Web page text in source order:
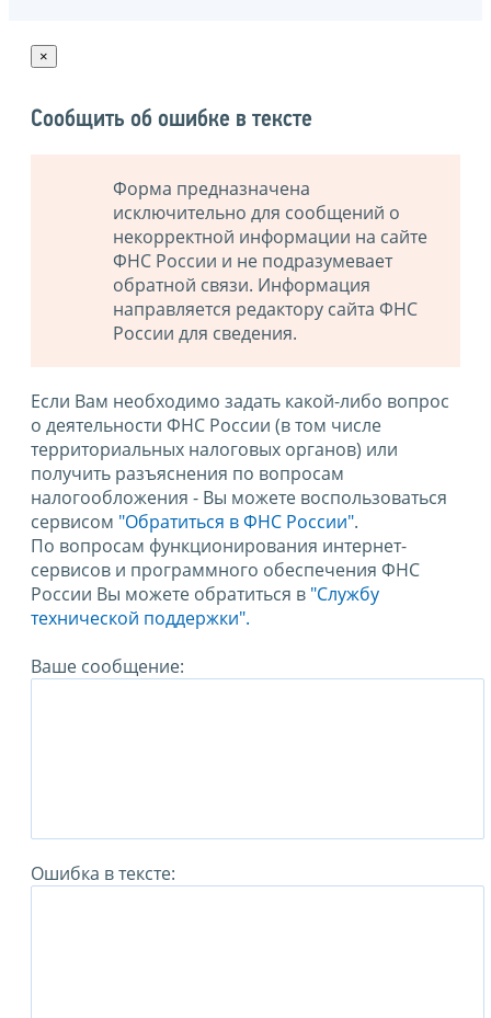
×
Сообщить об ошибке в тексте
Форма предназначена
исключительно для сообщений о
некорректной информации на сайте
ФНС России и не подразумевает
обратной связи. Информация
направляется редактору сайта ФНС
России для сведения.
Если Вам необходимо задать какой-либо вопрос
о деятельности ФНС России (в том числе
территориальных налоговых органов) или
получить разъяснения по вопросам
налогообложения - Вы можете воспользоваться
сервисом "Обратиться в ФНС России".
По вопросам функционирования интернет-
сервисов и программного обеспечения ФНС
России Вы можете обратиться в "Службу
технической поддержки".
Ваше сообщение:
Ошибка в тексте: